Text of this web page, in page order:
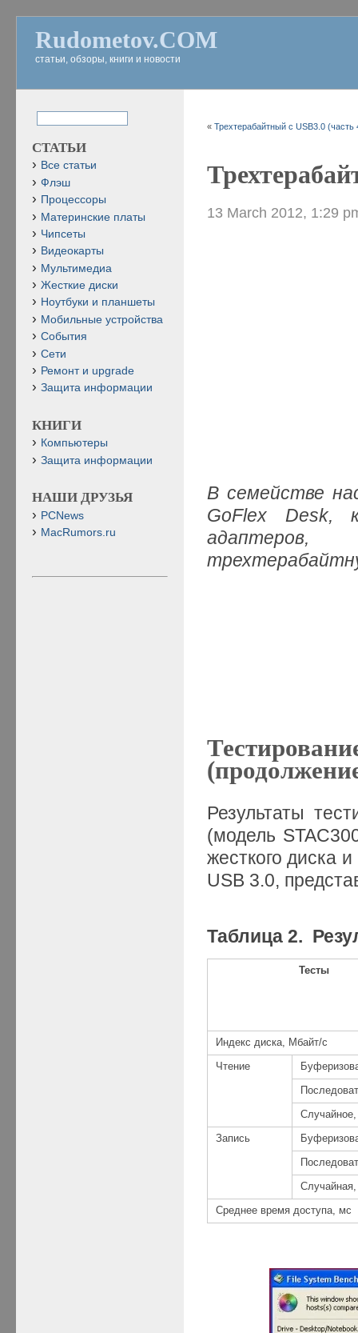
Rudometov.COM
статьи, обзоры, книги и новости
«Трехтерабайтный с USB3.0 (часть
13 March 2012, 1:29
В семействе
GoFlex Desk,
Результаты
(модель
жесткого диска
USB 3.0,
Таблица 2.
Тесты
Индекс диска, Мбайт/с
Чтение
Запись
Среднее время доступа, мс
СТАТЬИ
Все статьи
Флэш
Процессоры
Материнские платы
Чипсеты
Видеокарты
Мультимедиа
Жесткие диски
Ноутбуки и планшеты
Мобильные устройства
События
Сети
Ремонт и upgrade
Защита информации
КНИГИ
Компьютеры
Защита информации
НАШИ ДРУЗЬЯ
PCNews
MacRumors.ru